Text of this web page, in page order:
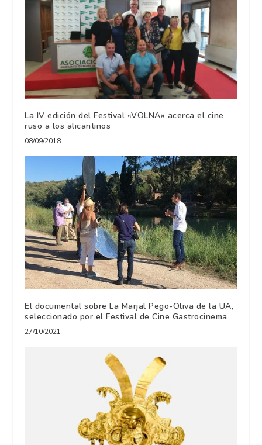
La IV edición del Festival «VOLNA» acerca el cine
ruso a los alicantinos
08/09/2018
El documental sobre La Marjal Pego-Oliva de la UA,
seleccionado por el Festival de Cine Gastrocinema
27/10/2021